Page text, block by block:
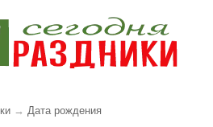
→ Дата рождения